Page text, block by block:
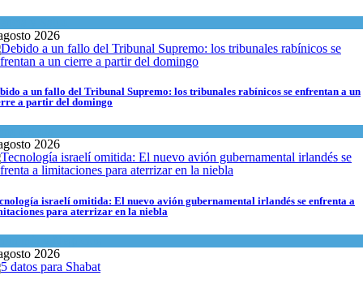
2026
a un fallo del Tribunal Supremo: los tribunales rabínicos se enfrentan a un
a partir del domingo
2026
israelí omitida: El nuevo avión gubernamental irlandés se enfrenta a
para aterrizar en la niebla
2026